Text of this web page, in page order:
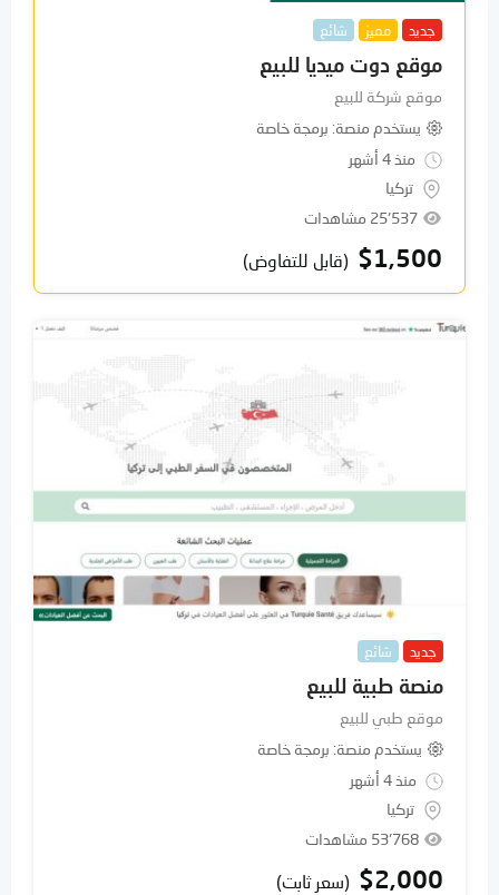
جديد مميز شائع
موقع دوت ميديا للبيع
موقع شركة للبيع
يستخدم منصة برمجة خاصة
منذ 4 أشهر
تركيا
25٬537 مشاهدات
$1,500 (قابل للتفاوض)
جديد شائع
منصة طبية للبيع
موقع طبي للبيع
يستخدم منصة برمجة خاصة
منذ 4 أشهر
تركيا
53٬768 مشاهدات
$2,000 (سعر ثابت)